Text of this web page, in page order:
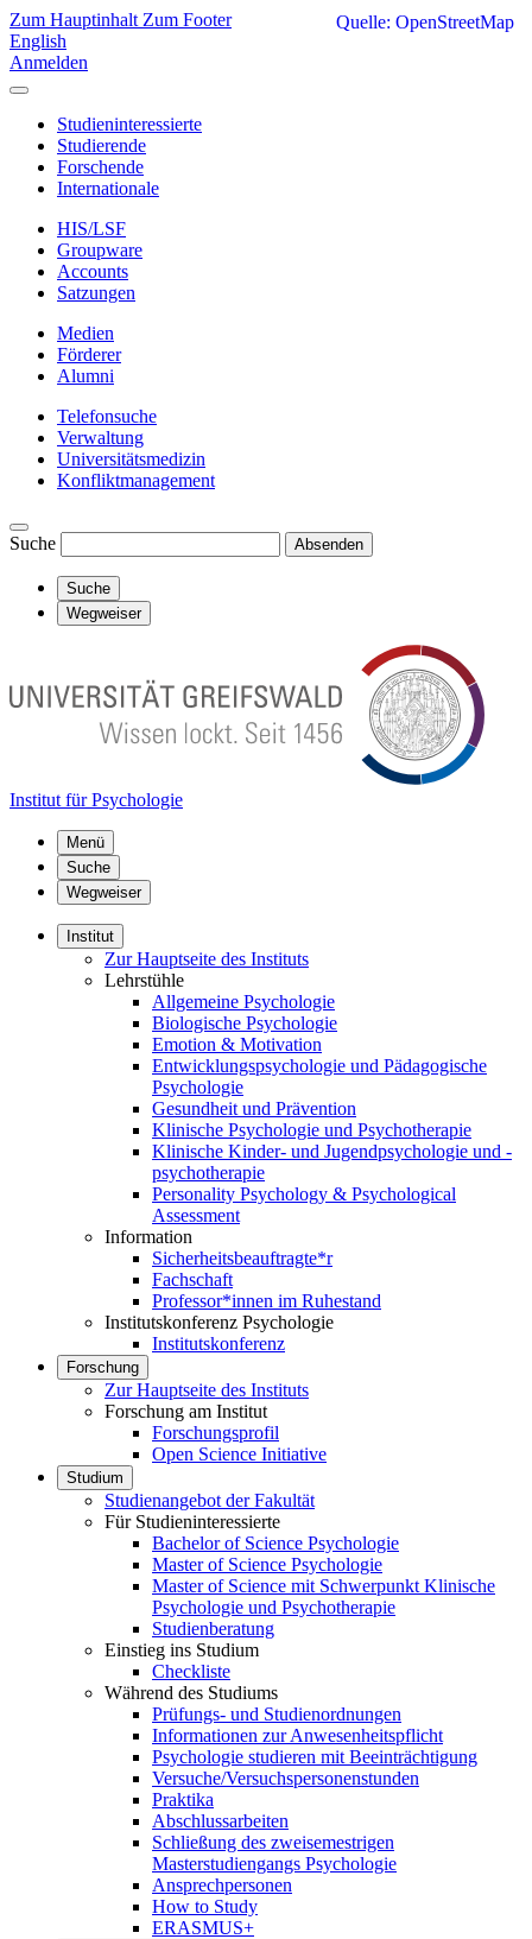
Zum Hauptinhalt Zum Footer
English
Anmelden
Studieninteressierte
Studierende
Forschende
Internationale
HIS/LSF
Groupware
Accounts
Satzungen
Medien
Förderer
Alumni
Telefonsuche
Verwaltung
Universitätsmedizin
Konfliktmanagement
Suche Absenden
Suche
Wegweiser
Institut für Psychologie
Menü
Suche
Wegweiser
Institut
Zur Hauptseite des Instituts
Lehrstühle
Allgemeine Psychologie
Biologische Psychologie
Emotion & Motivation
Entwicklungspsychologie und Pädagogische
Psychologie
Gesundheit und Prävention
Klinische Psychologie und Psychotherapie
Klinische Kinder- und Jugendpsychologie und -
psychotherapie
Personality Psychology & Psychological
Assessment
Information
Sicherheitsbeauftragte*r
Fachschaft
Professor*innen im Ruhestand
Institutskonferenz Psychologie
Institutskonferenz
Forschung
Zur Hauptseite des Instituts
Forschung am Institut
Forschungsprofil
Open Science Initiative
Studium
Studienangebot der Fakultät
Für Studieninteressierte
Bachelor of Science Psychologie
Master of Science Psychologie
Master of Science mit Schwerpunkt Klinische
Psychologie und Psychotherapie
Studienberatung
Einstieg ins Studium
Checkliste
Während des Studiums
Prüfungs- und Studienordnungen
Informationen zur Anwesenheitspflicht
Psychologie studieren mit Beeinträchtigung
Versuche/Versuchspersonenstunden
Praktika
Abschlussarbeiten
Schließung des zweisemestrigen
Masterstudiengangs Psychologie
Ansprechpersonen
How to Study
ERASMUS+
Quelle: OpenStreetMap